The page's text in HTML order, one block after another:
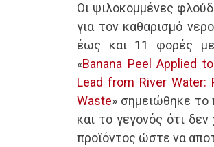
Οι ψιλοκομμένες
για τον καθαρισμό
έως και 11 φορές με
«Banana Peel Applied
Lead from River
Waste» σημειώθηκε
και το γεγονός ότι δεν
προϊόντος ώστε να